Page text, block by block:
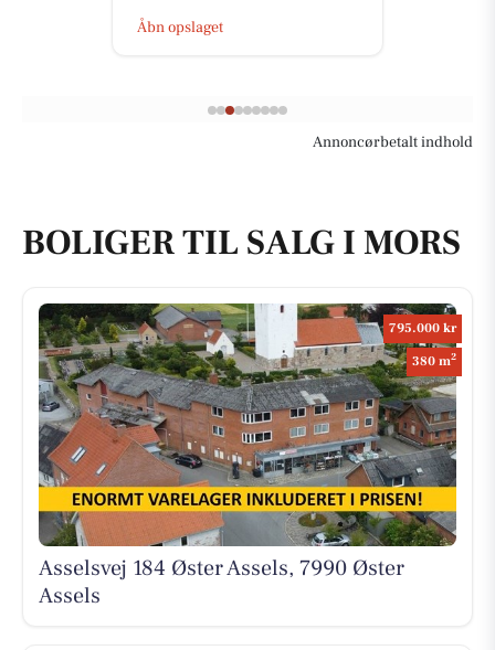
Åbn opslaget
Annoncørbetalt indhold
BOLIGER TIL SALG I MORS
795.000 kr
380 m2
Asselsvej 184 Øster Assels, 7990 Øster
Assels